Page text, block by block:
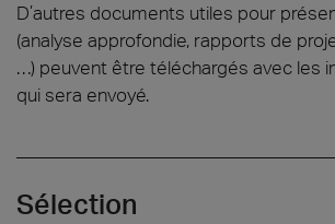
D’autres documents utiles pour
(analyse approfondie, rapports de
…) peuvent être téléchargés avec les
qui sera envoyé.
Sélection